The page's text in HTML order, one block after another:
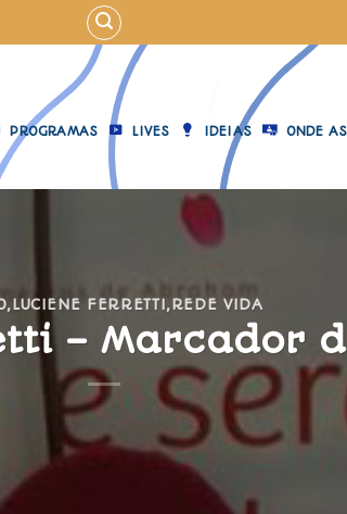
PROGRAMAS LIVES IDEIAS ONDE
,LUCIENE FERRETTI,REDE VIDA
– Marcador